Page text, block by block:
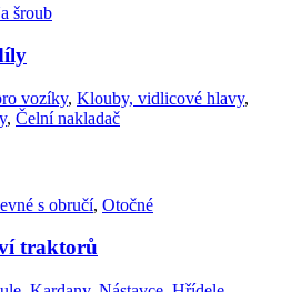
šroub
vozíky, Klouby, vidlicové hlavy,
, Čelní nakladač
s obručí, Otočné
traktorů